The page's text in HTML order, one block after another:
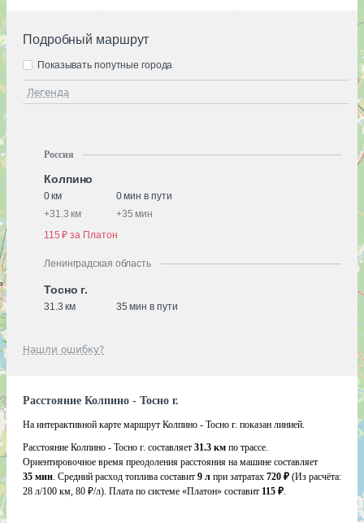
Подробный маршрут
Легенда
Показывать попутные города
Россия
Колпино
0 км
0 мин в пути
+31.3 км +35 мин
115 ₽ за Платон
Ленинградская область
Тосно г.
31.3 км 35 мин в пути
Нашли ошибку?
Расстояние Колпино - Тосно г.
На интерактивной карте маршрут Колпино - Тосно г. показан линией.
Расстояние Колпино - Тосно г. составляет 31.3 км по трассе.
Ориентировочное время преодоления расстояния на машине составляет
35 мин. Средний расход топлива составит 9 л при затратах 720 ₽ (Из расчёта:
28 л/100 км, 80 ₽/л). Плата по системе «Платон» составит 115 ₽.